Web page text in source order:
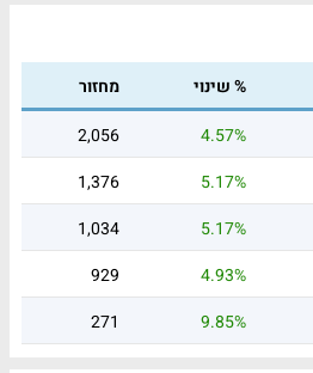
% שינוי
מחזור
4.57%
2,056
5.17%
1,376
5.17%
1,034
4.93%
929
9.85%
271